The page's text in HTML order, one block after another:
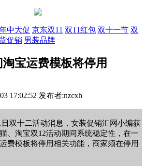
中大促 京东双11 双11红包 双十一节 双
促销 男装品牌
宝运费模板将停用
17:02:52 发布者:nzcxh
双十二活动消息，女装促销汇网小编获
、淘宝双12活动期间系统稳定性，在一
费模板将停用相关功能，商家须在停用